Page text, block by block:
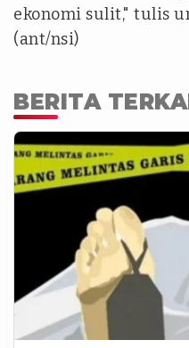
ekonomi sulit," tulis
(ant/nsi)
BERITA